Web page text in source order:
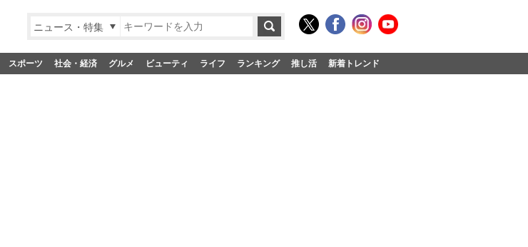
ニュース・特集
スポーツ 社会・経済 グルメ ビューティ ライフ ランキング 推し活 新着トレンド